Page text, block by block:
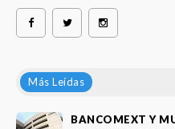
Más Leídas
BANCOMEXT Y